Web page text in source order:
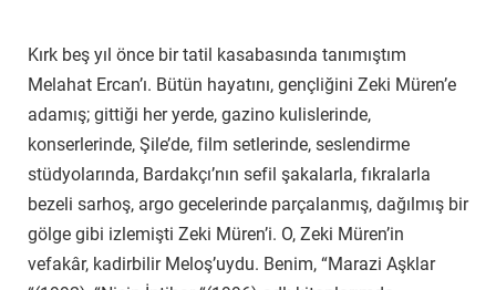
Kırk beş yıl önce bir tatil kasabasında tanımıştım
Melahat Ercan’ı. Bütün hayatını, gençliğini Zeki Müren’e
adamış; gittiği her yerde, gazino kulislerinde,
konserlerinde, Şile’de, film setlerinde, seslendirme
stüdyolarında, Bardakçı’nın sefil şakalarla, fıkralarla
bezeli sarhoş, argo gecelerinde parçalanmış, dağılmış bir
gölge gibi izlemişti Zeki Müren’i. O, Zeki Müren’in
vefakâr, kadirbilir Meloş’uydu. Benim, “Marazi Aşklar